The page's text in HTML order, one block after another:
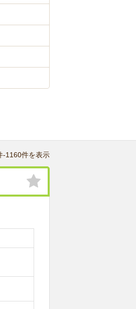
-1160件を表示